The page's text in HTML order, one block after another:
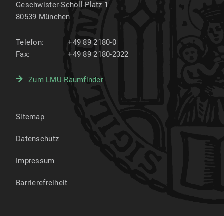
Geschwister-Scholl-Platz 1
80539 München
Telefon:
+49 89 2180-0
Fax:
+49 89 2180-2322
Zum LMU-Raumfinder
Sitemap
Datenschutz
Impressum
Barrierefreiheit